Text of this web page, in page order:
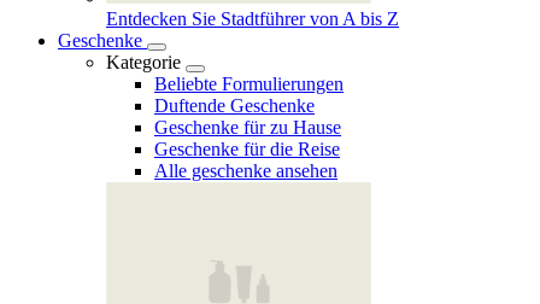
Entdecken Sie Stadtführer von A bis Z
Geschenke
Kategorie
Beliebte Formulierungen
Duftende Geschenke
Geschenke für zu Hause
Geschenke für die Reise
Alle geschenke ansehen